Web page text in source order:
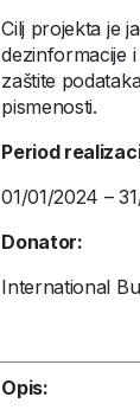
Cilj projekta je
dezinformacije
zaštite
pismenosti.
Period
01/01/2024 –
Donator:
International
Opis: